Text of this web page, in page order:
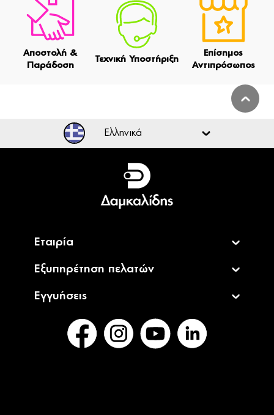
Αποστολή &
Παράδοση
Τεχνική Υποστήριξη
Επίσημος
Αντιπρόσωπος
Ελληνικά
Ελληνικά
English
Εταιρία
Εξυπηρέτηση πελατών
Εγγυήσεις